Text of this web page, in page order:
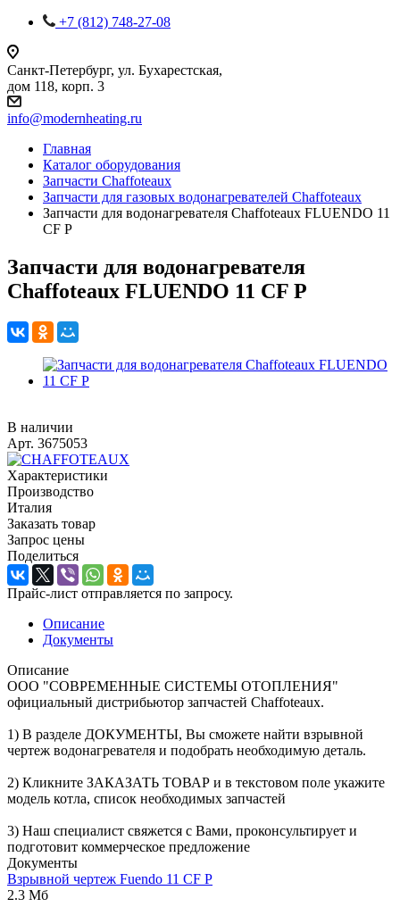
+7 (812) 748-27-08
Санкт-Петербург, ул. Бухарестская,
дом 118, корп. 3
info@modernheating.ru
Главная
Каталог оборудования
Запчасти Chaffoteaux
Запчасти для газовых водонагревателей Chaffoteaux
Запчасти для водонагревателя Chaffoteaux FLUENDO 11
CF P
Запчасти для водонагревателя
Chaffoteaux FLUENDO 11 CF P
В наличии
Арт. 3675053
Характеристики
Производство
Италия
Заказать товар
Запрос цены
Поделиться
Прайс-лист отправляется по запросу.
Описание
Документы
Описание
ООО "СОВРЕМЕННЫЕ СИСТЕМЫ ОТОПЛЕНИЯ"
официальный дистрибьютор запчастей Chaffoteaux.
1) В разделе ДОКУМЕНТЫ, Вы сможете найти взрывной
чертеж водонагревателя и подобрать необходимую деталь.
2) Кликните ЗАКАЗАТЬ ТОВАР и в текстовом поле укажите
модель котла, список необходимых запчастей
3) Наш специалист свяжется с Вами, проконсультирует и
подготовит коммерческое предложение
Документы
Взрывной чертеж Fuendo 11 CF P
2.3 Мб